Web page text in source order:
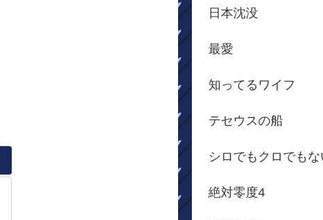
日本沈没
最愛
知ってるワイフ
テセウスの船
シロでもクロでも
絶対零度4